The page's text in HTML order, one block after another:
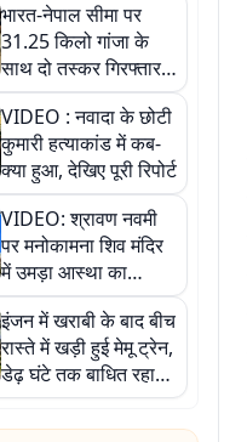
भारत-नेपाल सीमा पर
31.25 किलो गांजा के
साथ दो तस्कर गिरफ्तार,
नेपाली नंबर की बाइक
जब्त
VIDEO : नवादा के छोटी
कुमारी हत्याकांड में कब-
क्या हुआ, देखिए पूरी रिपोर्ट
VIDEO: श्रावण नवमी
पर मनोकामना शिव मंदिर
में उमड़ा आस्था का
सैलाब, हर-हर महादेव के
जयघोष से गूंजा परिसर
इंजन में खराबी के बाद बीच
रास्ते में खड़ी हुई मेमू ट्रेन,
डेढ़ घंटे तक बाधित रहा
आवागमन